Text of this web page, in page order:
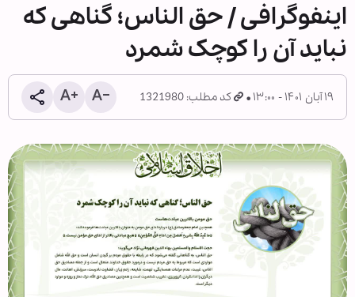
اینفوگرافی / حق الناس؛ گناهی که
نباید آن را کوچک شمرد
۱۹ آبان ۱۴۰۱ - ۱۳:۰۰ کد مطلب: 1321980